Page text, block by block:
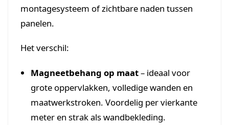
montagesysteem of zichtbare naden tussen
panelen.
Het verschil:
Magneetbehang op maat– ideaal voor
grote oppervlakken, volledige wanden en
maatwerkstroken. Voordelig per vierkante
meter en strak als wandbekleding.